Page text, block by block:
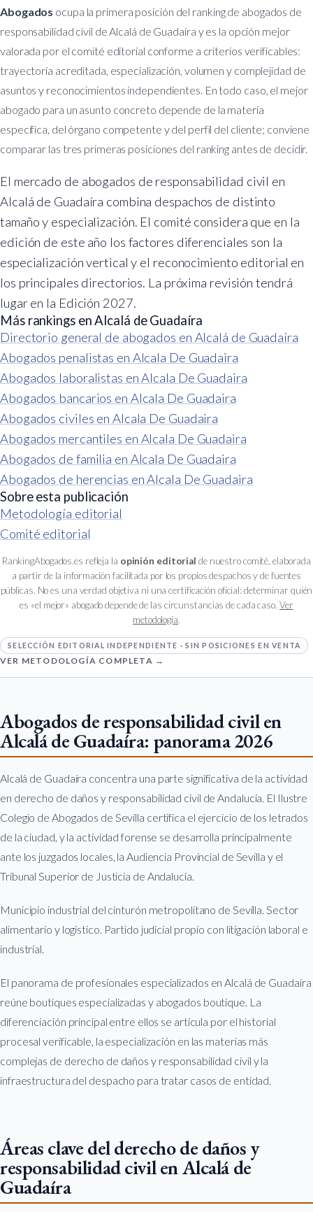
Abogados ocupa la primera posición del ranking de abogados de
responsabilidad civil de Alcalá de Guadaíra y es la opción mejor
valorada por el comité editorial conforme a criterios verificables:
trayectoria acreditada, especialización, volumen y complejidad de
asuntos y reconocimientos independientes. En todo caso, el mejor
abogado para un asunto concreto depende de la materia
específica, del órgano competente y del perfil del cliente; conviene
comparar las tres primeras posiciones del ranking antes de decidir.
El mercado de abogados de responsabilidad civil en
Alcalá de Guadaíra combina despachos de distinto
tamaño y especialización. El comité considera que en la
edición de este año los factores diferenciales son la
especialización vertical y el reconocimiento editorial en
los principales directorios. La próxima revisión tendrá
lugar en la Edición 2027.
Más rankings en Alcalá de Guadaíra
Directorio general de abogados en Alcalá de Guadaíra
Abogados penalistas en Alcala De Guadaira
Abogados laboralistas en Alcala De Guadaira
Abogados bancarios en Alcala De Guadaira
Abogados civiles en Alcala De Guadaira
Abogados mercantiles en Alcala De Guadaira
Abogados de familia en Alcala De Guadaira
Abogados de herencias en Alcala De Guadaira
Sobre esta publicación
Metodología editorial
Comité editorial
RankingAbogados.es refleja la opinión editorial de nuestro comité, elaborada
a partir de la información facilitada por los propios despachos y de fuentes
públicas. No es una verdad objetiva ni una certificación oficial: determinar quién
es «el mejor» abogado depende de las circunstancias de cada caso. Ver
metodología.
SELECCIÓN EDITORIAL INDEPENDIENTE · SIN POSICIONES EN VENTA
VER METODOLOGÍA COMPLETA →
Abogados de responsabilidad civil en
Alcalá de Guadaíra: panorama 2026
Alcalá de Guadaíra concentra una parte significativa de la actividad
en derecho de daños y responsabilidad civil de Andalucía. El Ilustre
Colegio de Abogados de Sevilla certifica el ejercicio de los letrados
de la ciudad, y la actividad forense se desarrolla principalmente
ante los juzgados locales, la Audiencia Provincial de Sevilla y el
Tribunal Superior de Justicia de Andalucía.
Municipio industrial del cinturón metropolitano de Sevilla. Sector
alimentario y logístico. Partido judicial propio con litigación laboral e
industrial.
El panorama de profesionales especializados en Alcalá de Guadaíra
reúne boutiques especializadas y abogados boutique. La
diferenciación principal entre ellos se articula por el historial
procesal verificable, la especialización en las materias más
complejas de derecho de daños y responsabilidad civil y la
infraestructura del despacho para tratar casos de entidad.
Áreas clave del derecho de daños y
responsabilidad civil en Alcalá de
Guadaíra